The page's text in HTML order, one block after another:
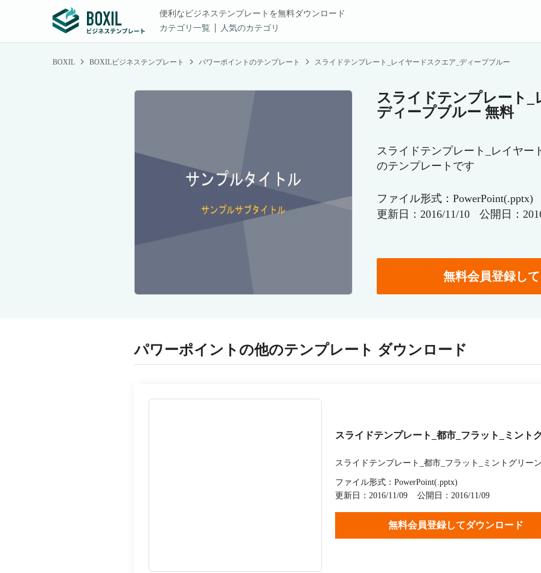
便利なビジネステンプレートを無料ダウンロード
カテゴリ一覧
人気のカテゴリ
BOXIL BOXILビジネステンプレート パワーポイントのテンプレート スライドテンプレート_レイヤードスクエア_ディープブルー
スライドテンプレート_
ディープブルー 無料
スライドテンプレート_レイヤー
のテンプレートです
ファイル形式：PowerPoint(.pptx)
更新日：2016/11/10
公開日：
無料会員登録し
パワーポイントの他のテンプレート ダウンロード
スライドテンプレート_都市_フラット_ミント
スライドテンプレート_都市_フラット_ミントグリー
ファイル形式：PowerPoint(.pptx)
更新日：2016/11/09
公開日：2016/11/09
無料会員登録してダウンロード